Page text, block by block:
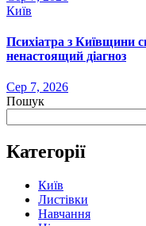
Київ
Психіатра з Київщини
ненастоящий діагноз
Сер 7, 2026
Пошук
Категорії
Київ
Листівки
Навчання